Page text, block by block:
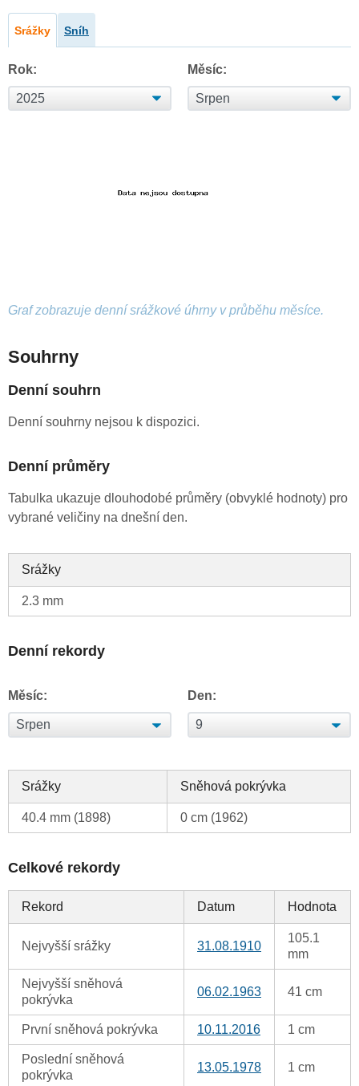
Srážky Sníh
Rok: Měsíc:
Graf zobrazuje denní srážkové úhrny v průběhu měsíce.
Souhrny
Denní souhrn
Denní souhrny nejsou k dispozici.
Denní průměry
Tabulka ukazuje dlouhodobé průměry (obvyklé hodnoty) pro
vybrané veličiny na dnešní den.
Srážky
2.3 mm
Denní rekordy
Měsíc: Den:
Srážky Sněhová pokrývka
40.4 mm (1898) 0 cm (1962)
Celkové rekordy
Rekord Datum Hodnota
Nejvyšší srážky 31.08.1910
105.1
mm
Nejvyšší sněhová
pokrývka
06.02.1963 41 cm
První sněhová pokrývka 10.11.2016 1 cm
Poslední sněhová
pokrývka
13.05.1978 1 cm